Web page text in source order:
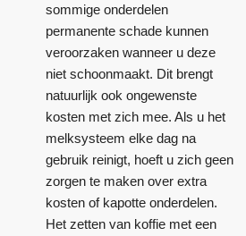
sommige onderdelen
permanente schade kunnen
veroorzaken wanneer u deze
niet schoonmaakt. Dit brengt
natuurlijk ook ongewenste
kosten met zich mee. Als u het
melksysteem elke dag na
gebruik reinigt, hoeft u zich geen
zorgen te maken over extra
kosten of kapotte onderdelen.
Het zetten van koffie met een